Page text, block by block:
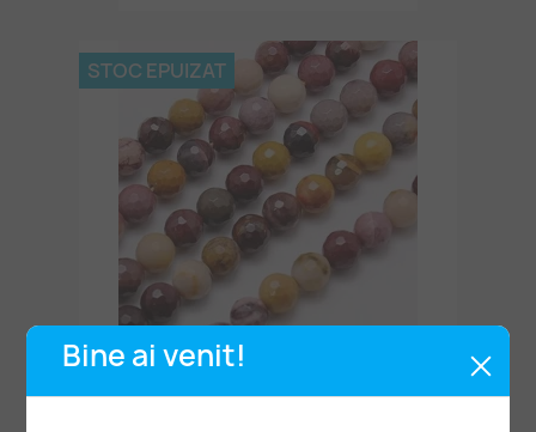
Bine ai venit!
Mărgele Mookaite 6mm Fațetat ~62buc-38cm
49,00 lei
STOC EPUIZAT